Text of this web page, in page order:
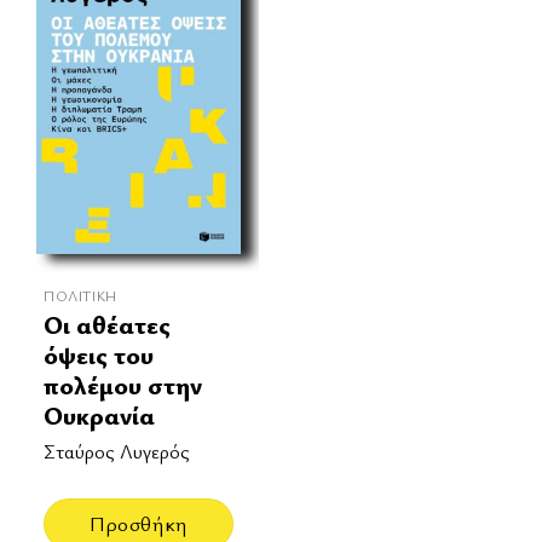
ΠΟΛΙΤΙΚΉ
Οι αθέατες
όψεις του
πολέμου στην
Ουκρανία
Σταύρος Λυγερός
Προσθήκη